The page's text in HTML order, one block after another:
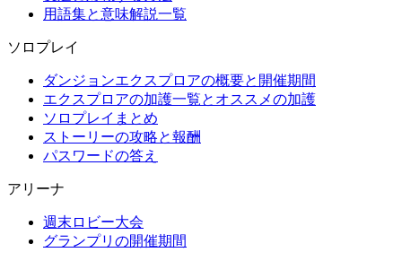
用語集と意味解説一覧
ソロプレイ
ダンジョンエクスプロアの概要と開催期間
エクスプロアの加護一覧とオススメの加護
ソロプレイまとめ
ストーリーの攻略と報酬
パスワードの答え
アリーナ
週末ロビー大会
グランプリの開催期間